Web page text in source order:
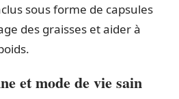
sous forme de capsules
des graisses et aider à
et mode de vie sain